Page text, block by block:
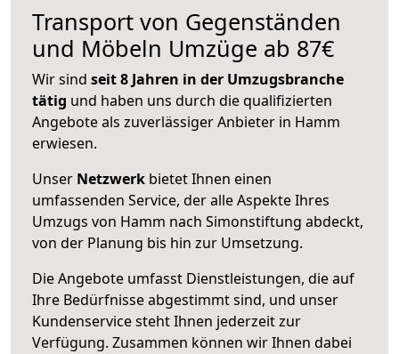
Transport von Gegenständen
und Möbeln Umzüge ab 87€
Wir sind seit 8 Jahren in der Umzugsbranche
tätig und haben uns durch die qualifizierten
Angebote als zuverlässiger Anbieter in Hamm
erwiesen.
Unser Netzwerk bietet Ihnen einen
umfassenden Service, der alle Aspekte Ihres
Umzugs von Hamm nach Simonstiftung abdeckt,
von der Planung bis hin zur Umsetzung.
Die Angebote umfasst Dienstleistungen, die auf
Ihre Bedürfnisse abgestimmt sind, und unser
Kundenservice steht Ihnen jederzeit zur
Verfügung. Zusammen können wir Ihnen dabei